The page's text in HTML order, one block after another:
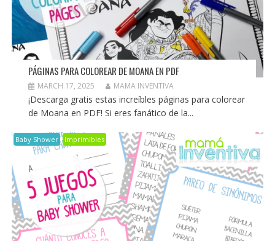
PÁGINAS PARA COLOREAR DE MOANA EN PDF
MARCH 17, 2025 MAMA INVENTIVA
¡Descarga gratis estas increíbles páginas para colorear
de Moana en PDF! Si eres fanático de la...
Baby Shower Imprimibles